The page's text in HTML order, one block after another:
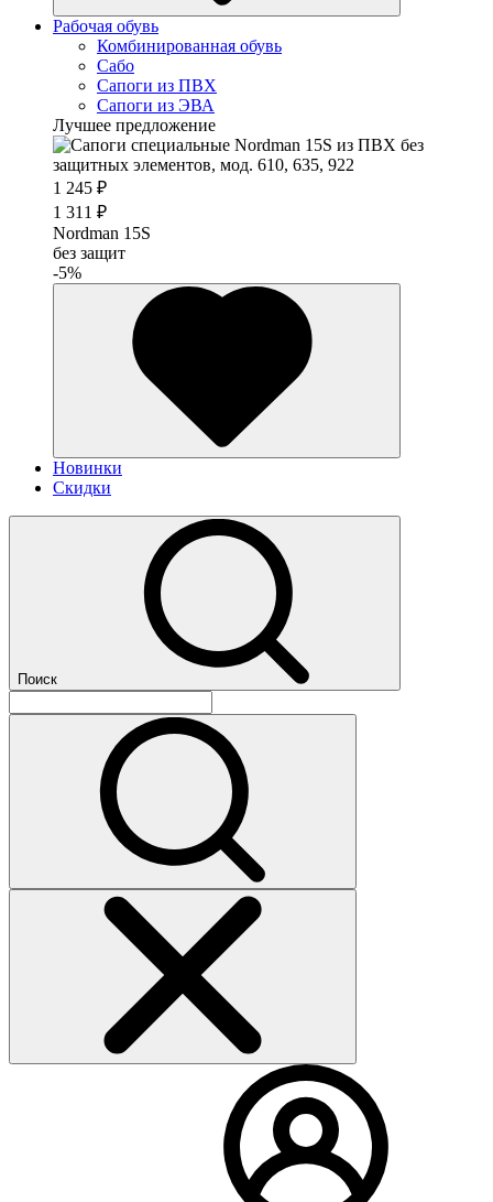
Рабочая обувь
Комбинированная обувь
Сабо
Сапоги из ПВХ
Сапоги из ЭВА
Лучшее предложение
1 245 ₽
1 311 ₽
Nordman 15S
без защит
-5%
Новинки
Скидки
Поиск